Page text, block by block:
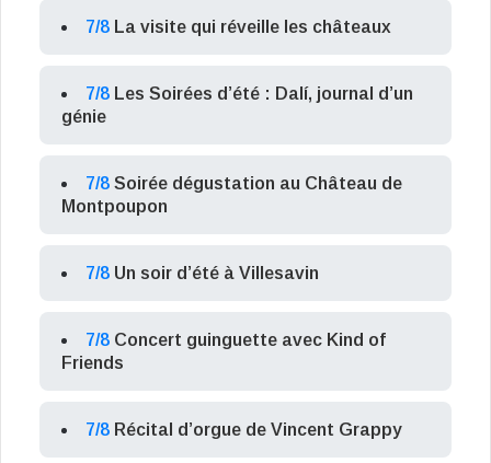
7/8 La visite qui réveille les châteaux
7/8 Les Soirées d’été : Dalí, journal d’un
génie
7/8 Soirée dégustation au Château de
Montpoupon
7/8 Un soir d’été à Villesavin
7/8 Concert guinguette avec Kind of
Friends
7/8 Récital d’orgue de Vincent Grappy